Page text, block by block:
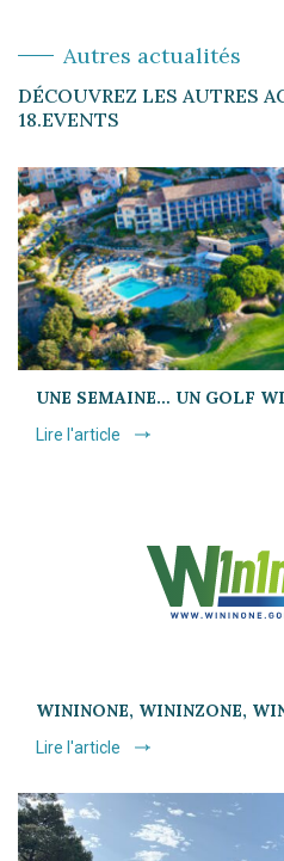
Autres actualités
DÉCOUVREZ LES AUTRES
18.EVENTS
UNE SEMAINE… UN GOLF
Lire l'article
WININONE, WININZONE,
Lire l'article